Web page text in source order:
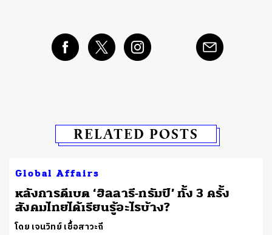
RELATED POSTS
Global Affairs
หลังการดีเบต ‘ฮิลลารี-ทรัมป์’ ทั้ง 3 ครั้ง
สังคมไทยได้เรียนรู้อะไรบ้าง?
โดย เจนวิทย์ เชื้อสาวะถี